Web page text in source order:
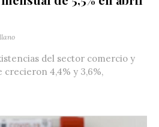
del sector comercio y
4,4% y 3,6%,